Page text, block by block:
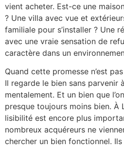
vient acheter. Est-ce une
? Une villa avec vue et
familiale pour s’installer ? Une
avec une vraie sensation de
caractère dans un
Quand cette promesse n’est
Il regarde le bien sans parvenir
mentalement. Et un bien que
presque toujours moins bien. À
lisibilité est encore plus
nombreux acquéreurs ne
chercher un bien fonctionnel.